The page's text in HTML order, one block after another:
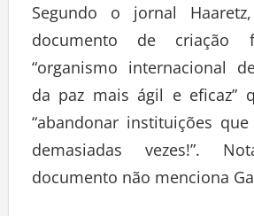
Segundo o jornal
documento de
“organismo internacional
da paz mais ágil e eficaz”
“abandonar instituições
demasiadas vezes!”.
documento não menciona